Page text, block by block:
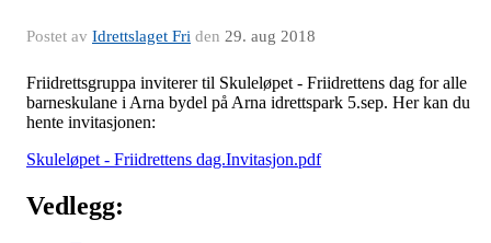
Postet av Idrettslaget Fri den 29. aug 2018
Friidrettsgruppa inviterer til Skuleløpet - Friidrettens dag for alle
barneskulane i Arna bydel på Arna idrettspark 5.sep. Her kan du
hente invitasjonen:
Skuleløpet - Friidrettens dag.Invitasjon.pdf
Vedlegg: